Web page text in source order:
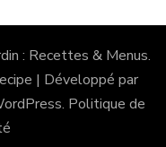
: Recettes & Menus.
| Développé par
. Politique de